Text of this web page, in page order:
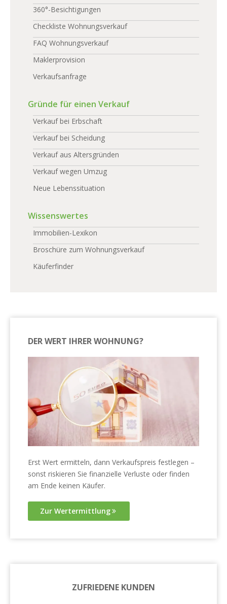
360°-Besichtigungen
Checkliste Wohnungsverkauf
FAQ Wohnungsverkauf
Maklerprovision
Verkaufsanfrage
Gründe für einen Verkauf
Verkauf bei Erbschaft
Verkauf bei Scheidung
Verkauf aus Altersgründen
Verkauf wegen Umzug
Neue Lebenssituation
Wissenswertes
Immobilien-Lexikon
Broschüre zum Wohnungsverkauf
Käuferfinder
DER WERT IHRER WOHNUNG?
Erst Wert ermitteln, dann Verkaufspreis festlegen –
sonst riskieren Sie finanzielle Verluste oder finden
am Ende keinen Käufer.
Zur Wertermittlung
ZUFRIEDENE KUNDEN